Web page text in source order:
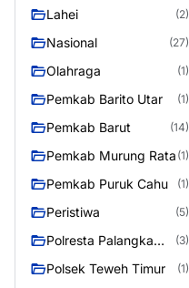
Lahei (2)
Nasional (27)
Olahraga (1)
Pemkab Barito Utar (1)
Pemkab Barut (14)
Pemkab Murung Rata (1)
Pemkab Puruk Cahu (1)
Peristiwa (5)
Polresta Palangka
(3)
Polsek Teweh Timur (1)